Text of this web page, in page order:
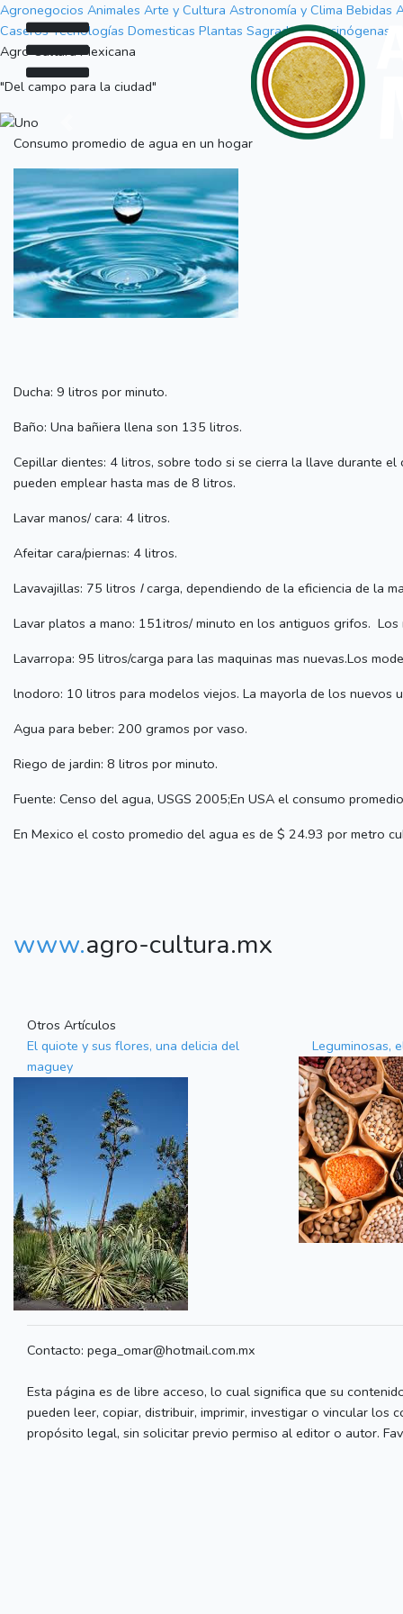
Agronegocios Animales Arte y Cultura Astronomía y Clima Bebidas
Caseros Tecnologías Domesticas Plantas Sagradas (Alucinógenas)
Agro Cultura Mexicana
"Del campo para la ciudad"
Consumo promedio de agua en un hogar
Ducha: 9 litros por minuto.
Baño: Una bañiera llena son 135 litros.
Cepillar dientes: 4 litros, sobre todo si se cierra la llave durante
pueden emplear hasta mas de 8 litros.
Lavar manos/ cara: 4 litros.
Afeitar cara/piernas: 4 litros.
Lavavajillas: 75 litros Icarga, dependiendo de la eficiencia de la
Lavar platos a mano: 151itros/ minuto en los antiguos grifos.
Lavarropa: 95 litros/carga para las maquinas mas nuevas.Los
lnodoro: 10 litros para modelos viejos. La mayorla de los nuevos
Agua para beber: 200 gramos por vaso.
Riego de jardin: 8 litros por minuto.
Fuente: Censo del agua, USGS 2005;En USA el consumo
En Mexico el costo promedio del agua es de $ 24.93 por metro
www.agro-cultura.mx
Otros Artículos
El quiote y sus flores, una delicia del
maguey
Leguminosas,
Contacto: pega_omar@hotmail.com.mx
Esta página es de libre acceso, lo cual significa que su
pueden leer, copiar, distribuir, imprimir, investigar o vincular
propósito legal, sin solicitar previo permiso al editor o autor.